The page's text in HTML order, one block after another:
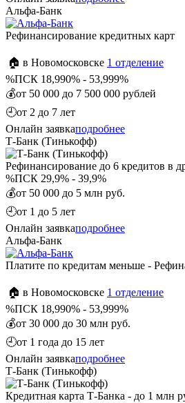
Альфа-Банк
Рефинансирование кредитных карт
🏠 в Новомосковске 1 отделение
%ПСК 18,990% - 53,999%
💰от 50 000 до 7 500 000 рублей
🕘от 2 до 7 лет
Онлайн заявкаподробнее
Т-Банк (Тинькофф)
Рефинансирование до 6 кредитов в
%ПСК 29,9% - 39,9%
💰от 50 000 до 5 млн руб.
🕘от 1 до 5 лет
Онлайн заявкаподробнее
Альфа-Банк
Платите по кредитам меньше -
🏠 в Новомосковске 1 отделение
%ПСК 18,990% - 53,999%
💰от 30 000 до 30 млн руб.
🕘от 1 года до 15 лет
Онлайн заявкаподробнее
Т-Банк (Тинькофф)
Кредитная карта Т-Банка - до 1 млн